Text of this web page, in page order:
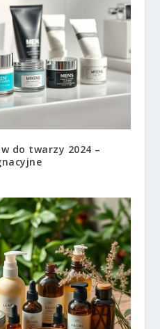
do twarzy 2024 –